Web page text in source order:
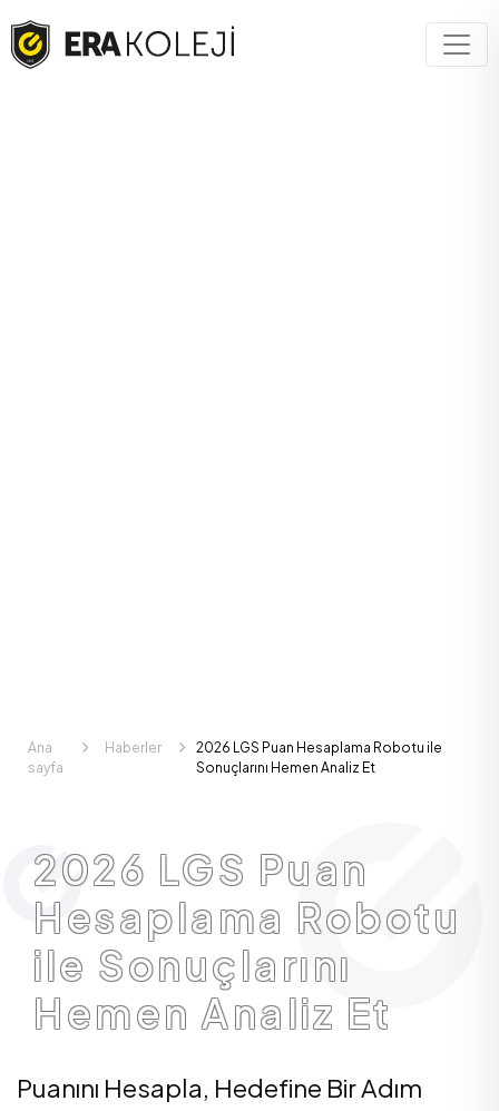
Ana
sayfa
Haberler
2026 LGS Puan Hesaplama Robotu ile
Sonuçlarını Hemen Analiz Et
2026 LGS Puan
Hesaplama Robotu
ile Sonuçlarını
Hemen Analiz Et
Puanını Hesapla, Hedefine Bir Adım